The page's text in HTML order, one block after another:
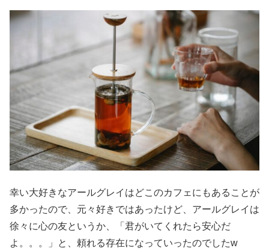
幸い大好きなアールグレイはどこのカフェにもあることが
多かったので、元々好きではあったけど、アールグレイは
徐々に心の友というか、「君がいてくれたら安心だ
よ。。。」と、頼れる存在になっていったのでしたw